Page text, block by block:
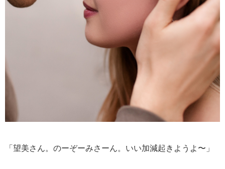
「望美さん。のーぞーみさーん。いい加減起きようよ〜」